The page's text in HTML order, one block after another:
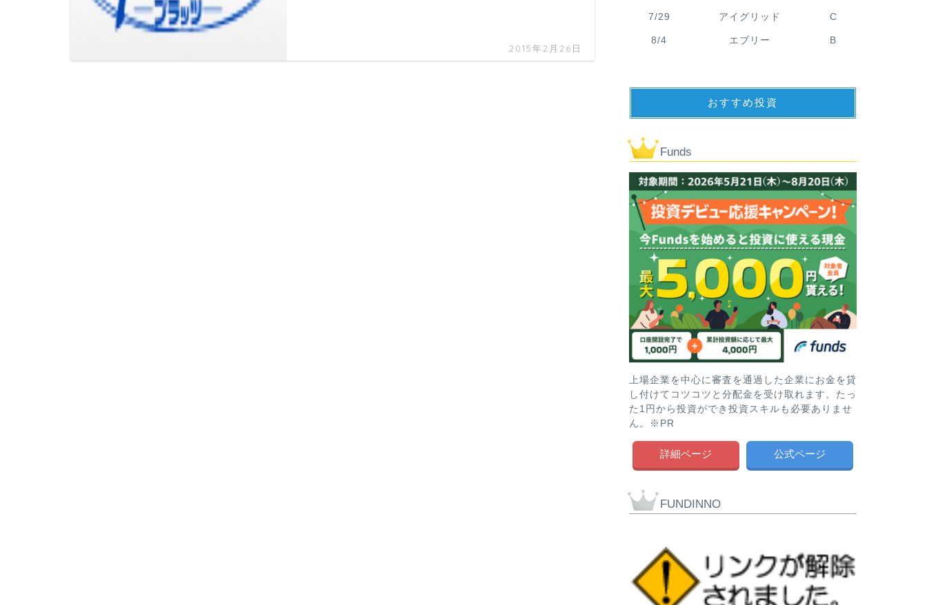
2015年2月26日
7/29 アイグリッド C
8/4 エブリー B
おすすめ投資
Funds
上場企業を中心に審査を通過した企業にお金を貸
し付けてコツコツと分配金を受け取れます。たっ
た1円から投資ができ投資スキルも必要ありませ
ん。※PR
詳細ページ 公式ページ
FUNDINNO